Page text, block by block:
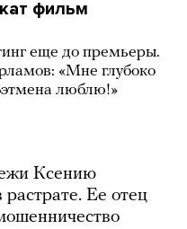
фильм
еще до премьеры.
«Мне глубоко
люблю!»
Ксению
растрате. Ее отец